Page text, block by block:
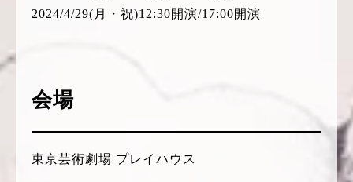
2024/4/29(月・祝)12:30開演/17:00開演
会場
東京芸術劇場 プレイハウス